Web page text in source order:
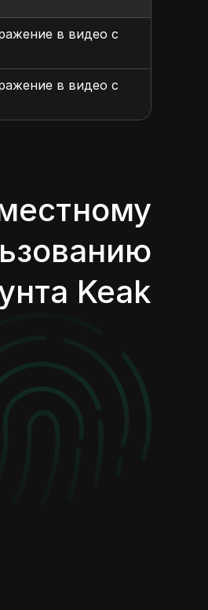
в видео с
в видео с
Keak